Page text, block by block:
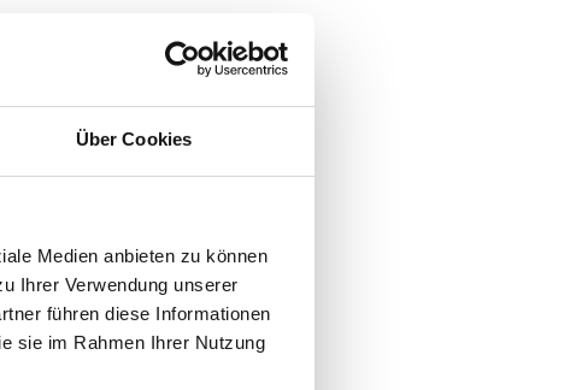
Über Cookies
Medien anbieten zu können
Ihrer Verwendung unserer
führen diese Informationen
sie im Rahmen Ihrer Nutzung
Berlin e.V.